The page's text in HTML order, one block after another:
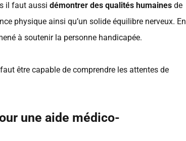
il faut aussi démontrer des qualités humaines de
physique ainsi qu’un solide équilibre nerveux. En
à soutenir la personne handicapée.
être capable de comprendre les attentes de
une aide médico-